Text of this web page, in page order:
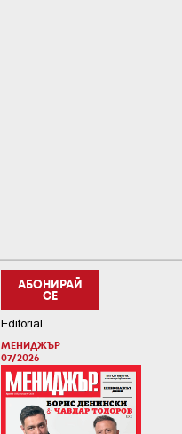
АБОНИРАЙ
СЕ
Editorial
МЕНИДЖЪР
07/2026